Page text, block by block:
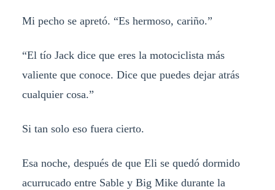
Mi pecho se apretó. “Es hermoso, cariño.”
“El tío Jack dice que eres la motociclista más
valiente que conoce. Dice que puedes dejar atrás
cualquier cosa.”
Si tan solo eso fuera cierto.
Esa noche, después de que Eli se quedó dormido
acurrucado entre Sable y Big Mike durante la